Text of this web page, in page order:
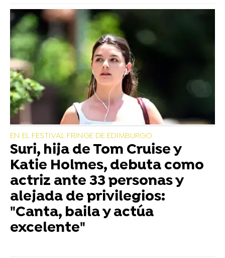
EN EL FESTIVAL FRINGE DE EDIMBURGO
Suri, hija de Tom Cruise y
Katie Holmes, debuta como
actriz ante 33 personas y
alejada de privilegios:
"Canta, baila y actúa
excelente"